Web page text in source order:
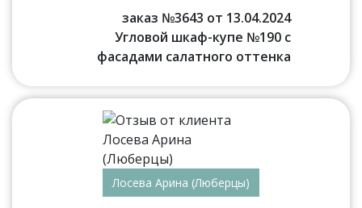
заказ №3643 от 13.04.2024
Угловой шкаф-купе №190 с
фасадами салатного оттенка
Лосева Арина (Люберцы)